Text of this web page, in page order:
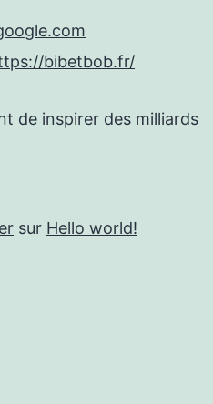
bibetbob.fr/
de inspirer des milliards
sur Hello world!